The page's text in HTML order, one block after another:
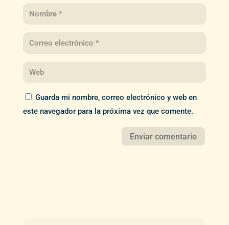
Guarda mi nombre, correo electrónico y web en
este navegador para la próxima vez que comente.